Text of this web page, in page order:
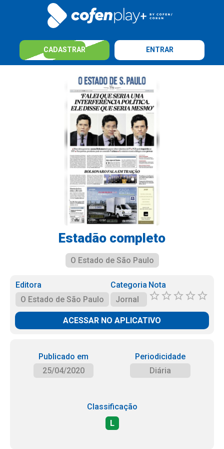
CADASTRAR ENTRAR
Estadão completo
O Estado de São Paulo
Editora
O Estado de São Paulo
Categoria
Jornal
Nota
ACESSAR NO APLICATIVO
Publicado em
25/04/2020
Periodicidade
Diária
Classificação
L